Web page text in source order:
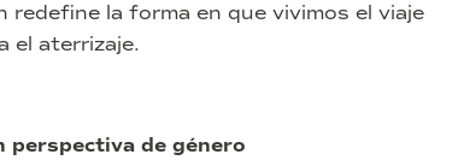
la forma en que vivimos el viaje
el aterrizaje.
perspectiva de género